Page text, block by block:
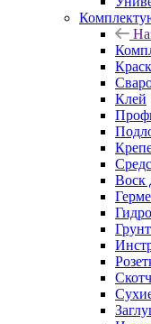
Клей
Воск
Скотч